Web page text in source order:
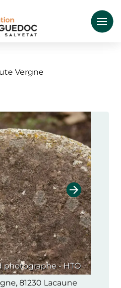
Vergne
photographe - HTO
81230 Lacaune